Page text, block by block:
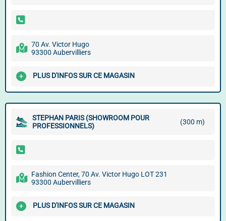
70 Av. Victor Hugo
93300 Aubervilliers
PLUS D'INFOS SUR CE MAGASIN
STEPHAN PARIS (SHOWROOM POUR
PROFESSIONNELS)
(300 m)
Fashion Center, 70 Av. Victor Hugo LOT 231
93300 Aubervilliers
PLUS D'INFOS SUR CE MAGASIN